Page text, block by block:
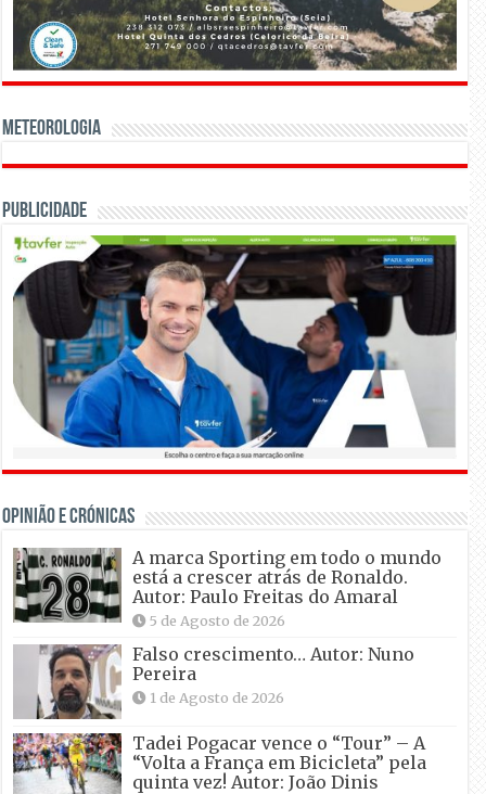
Meteorologia
Publicidade
OPINIÃO E CRÓNICAS
A marca Sporting em todo o mundo
está a crescer atrás de Ronaldo.
Autor: Paulo Freitas do Amaral
5 de Agosto de 2026
Falso crescimento… Autor: Nuno
Pereira
1 de Agosto de 2026
Tadei Pogacar vence o “Tour” – A
“Volta a França em Bicicleta” pela
quinta vez! Autor: João Dinis